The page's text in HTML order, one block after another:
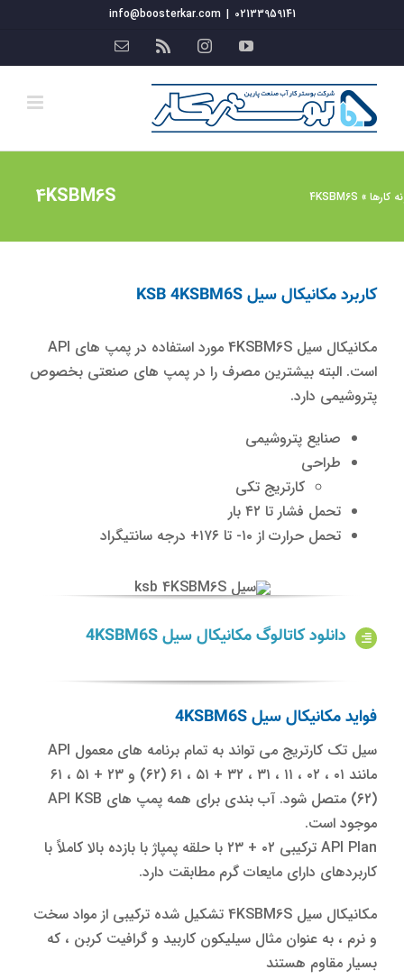
محتوا
02133959141
|
info@boosterkar.com
YouTube
Instagram
Rss ایمیل
4KSBM6S کارها »
4KSBM6S
کاربرد مکانیکال سیل KSB 4KSBM6S
مکانیکال سیل 4KSBM6S مورد استفاده در پمپ های API
است. البته بیشترین مصرف را در پمپ های صنعتی بخصوص
پتروشیمی دارد.
صنایع پتروشیمی
طراحی
کارتریج تکی
تحمل فشار تا ۴۲ بار
تحمل حرارت از ۱۰- تا ۱۷۶+ درجه سانتیگراد
دانلود کاتالوگ مکانیکال سیل 4KSBM6S
فواید مکانیکال سیل 4KSBM6S
سیل تک کارتریج می تواند به تمام برنامه های معمول API
مانند ۰۱ ، ۰۲ ، ۱۱ ، ۳۱ ، ۳۲ + ۵۱ ، ۶۱ (۶۲) و ۲۳ + ۵۱ ، ۶۱
(۶۲) متصل شود. آب بندی برای همه پمپ های API KSB
موجود است.
API Plan ترکیبی ۰۲ + ۲۳ با حلقه پمپاژ با بازده بالا کاملاً با
کاربردهای دارای مایعات گرم مطابقت دارد.
مکانیکال سیل 4KSBM6S تشکیل شده ترکیبی از مواد سخت
و نرم ، به عنوان مثال سیلیکون کاربید و گرافیت کربن ، که
بسیار مقاوم هستند